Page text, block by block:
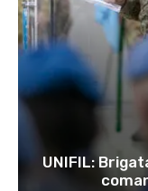
UNIFIL: